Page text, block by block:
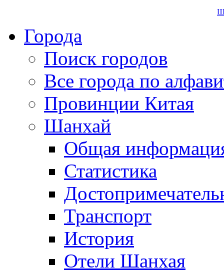
Города
Поиск городов
Все города по
Провинции Китая
Шанхай
Общая
Статистика
Транспорт
История
Отели Шанхая